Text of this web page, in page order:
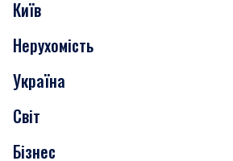
Київ
Події
Скандали
Нерухомість
Транспорт
Нерухомість
Україна
Світ
Бізнес